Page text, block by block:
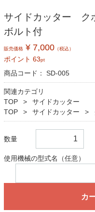
サイドカッター
ボルト付
販売価格 ¥ 7,000 （税込）
ポイント 63pt
商品コード： SD-005
関連カテゴリ
TOP
サイドカッター
TOP
サイドカッター
数量
使用機械の型式名（任意）
カ